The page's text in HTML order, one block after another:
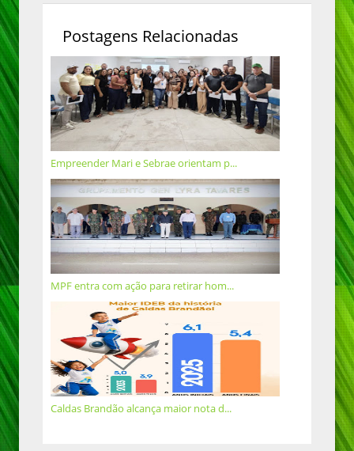
Postagens Relacionadas
Empreender Mari e Sebrae orientam p...
MPF entra com ação para retirar hom...
Caldas Brandão alcança maior nota d...